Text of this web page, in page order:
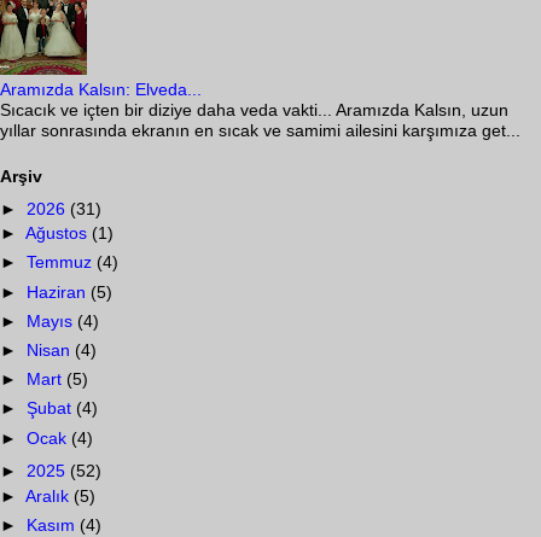
Aramızda Kalsın: Elveda...
Sıcacık ve içten bir diziye daha veda vakti... Aramızda Kalsın, uzun
yıllar sonrasında ekranın en sıcak ve samimi ailesini karşımıza get...
Arşiv
► 2026 (31)
► Ağustos (1)
► Temmuz (4)
► Haziran (5)
► Mayıs (4)
► Nisan (4)
► Mart (5)
► Şubat (4)
► Ocak (4)
► 2025 (52)
► Aralık (5)
► Kasım (4)